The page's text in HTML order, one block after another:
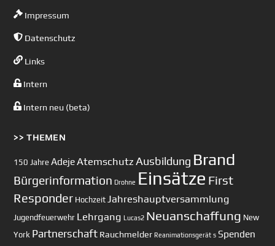
Impressum
Datenschutz
Links
Intern
Intern neu (beta)
>> THEMEN
150 Jahre AdejeAtemschutz Ausbildung Brand
Bürgerinformation Drohne Einsätze First
Responder Hochzeit Jahreshauptversammlung
Jugendfeuerwehr Lehrgang Lucas2 Neuanschaffung New
York Partnerschaft Rauchmelder Reanimationsgerät s Spenden